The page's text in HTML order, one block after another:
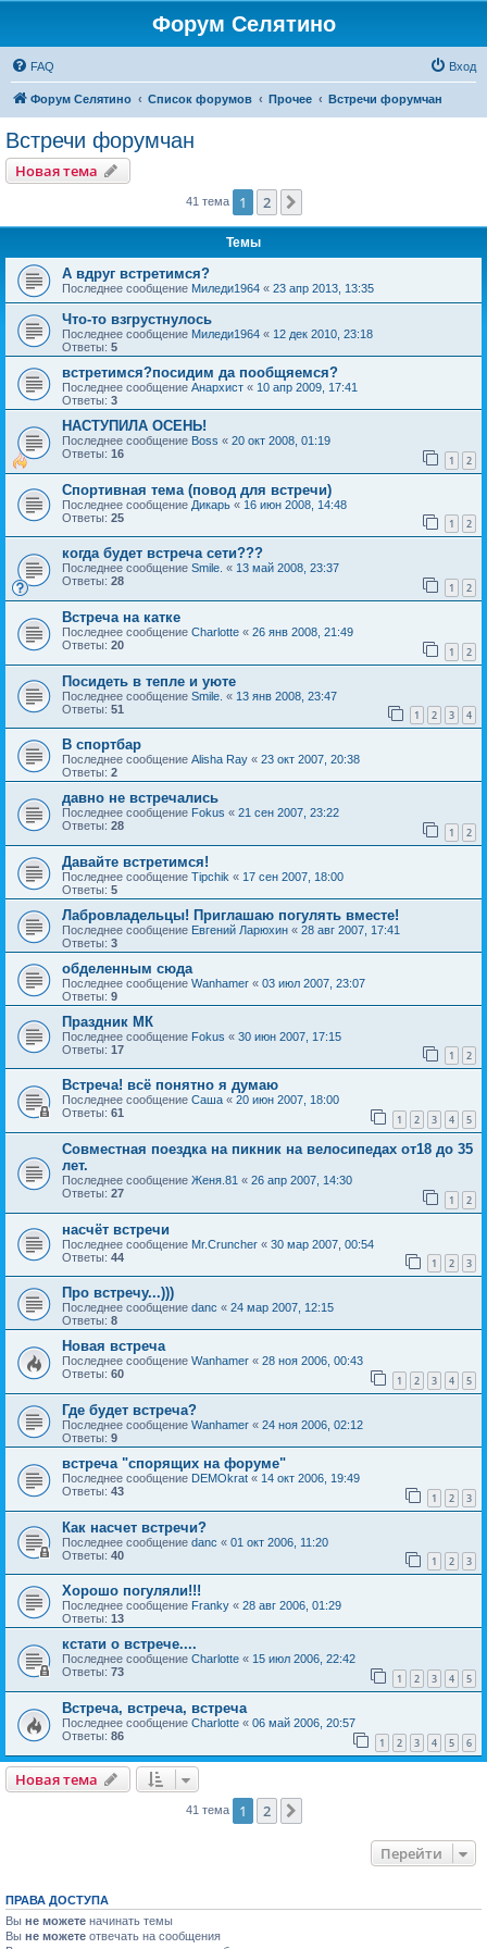
Форум Селятино
FAQ Вход
Форум Селятино Список форумов Прочее Встречи форумчан
Встречи форумчан
Новая тема
41 тема 1 2
Темы
А вдруг встретимся?
Последнее сообщение Миледи1964 « 23 апр 2013, 13:35
Что-то взгрустнулось
Последнее сообщение Миледи1964 « 12 дек 2010, 23:18
Ответы: 5
встретимся?посидим да пообщяемся?
Последнее сообщение Анархист « 10 апр 2009, 17:41
Ответы: 3
НАСТУПИЛА ОСЕНЬ!
Последнее сообщение Boss « 20 окт 2008, 01:19
Ответы: 16 1 2
Спортивная тема (повод для встречи)
Последнее сообщение Дикарь « 16 июн 2008, 14:48
Ответы: 25 1 2
когда будет встреча сети???
Последнее сообщение Smile. « 13 май 2008, 23:37
Ответы: 28 1 2
Встреча на катке
Последнее сообщение Charlotte « 26 янв 2008, 21:49
Ответы: 20 1 2
Посидеть в тепле и уюте
Последнее сообщение Smile. « 13 янв 2008, 23:47
Ответы: 51 1 2 3 4
В спортбар
Последнее сообщение Alisha Ray « 23 окт 2007, 20:38
Ответы: 2
давно не встречались
Последнее сообщение Fokus « 21 сен 2007, 23:22
Ответы: 28 1 2
Давайте встретимся!
Последнее сообщение Tipchik « 17 сен 2007, 18:00
Ответы: 5
Лабровладельцы! Приглашаю погулять вместе!
Последнее сообщение Евгений Ларюхин « 28 авг 2007, 17:41
Ответы: 3
обделенным сюда
Последнее сообщение Wanhamer « 03 июл 2007, 23:07
Ответы: 9
Праздник МК
Последнее сообщение Fokus « 30 июн 2007, 17:15
Ответы: 17 1 2
Встреча! всё понятно я думаю
Последнее сообщение Саша « 20 июн 2007, 18:00
Ответы: 61 1 2 3 4 5
Совместная поездка на пикник на велосипедах от18 до 35
лет.
Последнее сообщение Женя.81 « 26 апр 2007, 14:30
Ответы: 27 1 2
насчёт встречи
Последнее сообщение Mr.Cruncher « 30 мар 2007, 00:54
Ответы: 44 1 2 3
Про встречу...)))
Последнее сообщение danc « 24 мар 2007, 12:15
Ответы: 8
Новая встреча
Последнее сообщение Wanhamer « 28 ноя 2006, 00:43
Ответы: 60 1 2 3 4 5
Где будет встреча?
Последнее сообщение Wanhamer « 24 ноя 2006, 02:12
Ответы: 9
встреча "спорящих на форуме"
Последнее сообщение DEMOkrat « 14 окт 2006, 19:49
Ответы: 43 1 2 3
Как насчет встречи?
Последнее сообщение danc « 01 окт 2006, 11:20
Ответы: 40 1 2 3
Хорошо погуляли!!!
Последнее сообщение Franky « 28 авг 2006, 01:29
Ответы: 13
кстати о встрече....
Последнее сообщение Charlotte « 15 июл 2006, 22:42
Ответы: 73 1 2 3 4 5
Встреча, встреча, встреча
Последнее сообщение Charlotte « 06 май 2006, 20:57
Ответы: 86 1 2 3 4 5 6
Новая тема
41 тема 1 2
Перейти
ПРАВА ДОСТУПА
Вы не можете начинать темы
Вы не можете отвечать на сообщения